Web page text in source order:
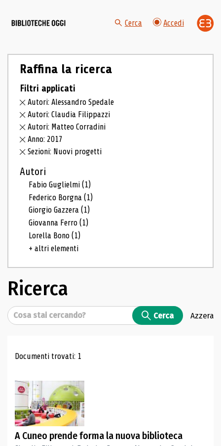
Cerca Accedi
Raffina la ricerca
Filtri applicati
Autori: Alessandro Spedale
Autori: Claudia Filippazzi
Autori: Matteo Corradini
Anno: 2017
Sezioni: Nuovi progetti
Autori
Fabio Guglielmi(1)
Federico Borgna(1)
Giorgio Gazzera(1)
Giovanna Ferro(1)
Lorella Bono(1)
+ altri elementi
Ricerca
Cerca Cerca Azzera
Risultati di ricerca
Documenti trovati: 1
A Cuneo prende forma la nuova biblioteca